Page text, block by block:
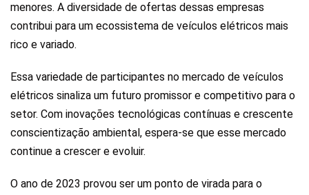
menores. A diversidade de ofertas dessas empresas
contribui para um ecossistema de veículos elétricos mais
rico e variado.
Essa variedade de participantes no mercado de veículos
elétricos sinaliza um futuro promissor e competitivo para o
setor. Com inovações tecnológicas contínuas e crescente
conscientização ambiental, espera-se que esse mercado
continue a crescer e evoluir.
O ano de 2023 provou ser um ponto de virada para o